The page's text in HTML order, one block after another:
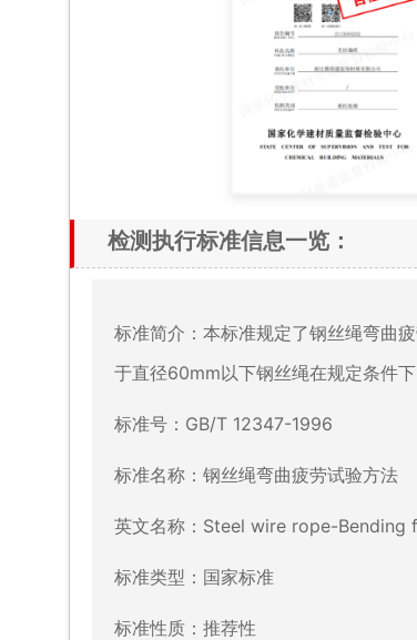
检测执行标准信息一览：
标准简介：本标准规定了钢丝绳弯曲
于直径60mm以下钢丝绳在规定条件下
标准号：GB/T 12347-1996
标准名称：钢丝绳弯曲疲劳试验方法
英文名称：Steel wire rope-Bending
标准类型：国家标准
标准性质：推荐性